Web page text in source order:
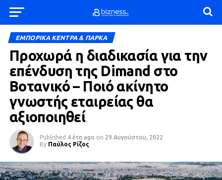
ΕΜΠΟΡΙΚΑ ΚΕΝΤΡΑ & ΠΑΡΚΑ
Προχωρά η διαδικασία για την
επένδυση της Dimand στο
Βοτανικό – Ποιό ακίνητο
γνωστής εταιρείας θα
αξιοποιηθεί
Published 4 έτη ago on 29 Αυγούστου, 2022
By Παύλος Ρίζος